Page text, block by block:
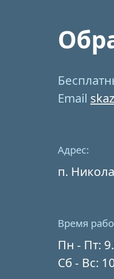
Email
Адрес:
п.
Время
Пн - Пт:
Сб - Вс: